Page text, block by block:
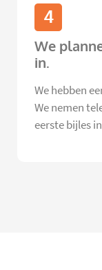
4
We
in.
We hebben
We nemen
eerste bijles